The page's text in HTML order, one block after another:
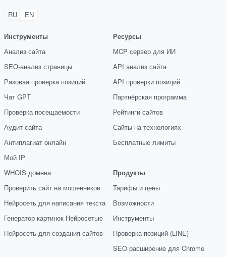
RU EN
Инструменты
Анализ сайта
SEO-анализ страницы
Разовая проверка позиций
Чат GPT
Проверка посещаемости
Аудит сайта
Антиплагиат онлайн
Мой IP
WHOIS домена
Проверить сайт на мошенников
Нейросеть для написания текста
Генератор картинок Нейросетью
Нейросеть для создания сайтов
Ресурсы
MCP сервер для ИИ
API анализ сайта
API проверки позиций
Партнёрская программа
Рейтинги сайтов
Сайты на технологиях
Бесплатные лимиты
Продукты
Тарифы и цены
Возможности
Инструменты
Проверка позиций (LINE)
SEO расширение для Chrome